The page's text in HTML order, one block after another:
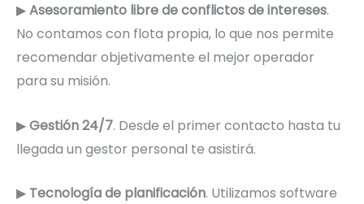
▶Asesoramiento libre de conflictos de intereses.
No contamos con flota propia, lo que nos permite
recomendar objetivamente el mejor operador
para su misión.
▶Gestión 24/7. Desde el primer contacto hasta tu
llegada un gestor personal te asistirá.
▶ Tecnología de planificación. Utilizamos software